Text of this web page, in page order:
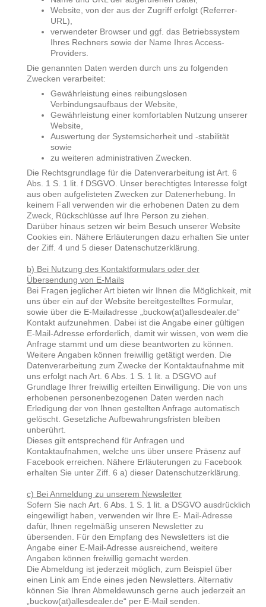
Website, von der aus der Zugriff erfolgt (Referrer-
URL),
verwendeter Browser und ggf. das Betriebssystem
Ihres Rechners sowie der Name Ihres Access-
Providers.
Die genannten Daten werden durch uns zu folgenden
Zwecken verarbeitet:
Gewährleistung eines reibungslosen
Verbindungsaufbaus der Website,
Gewährleistung einer komfortablen Nutzung unserer
Website,
Auswertung der Systemsicherheit und -stabilität
sowie
zu weiteren administrativen Zwecken.
Die Rechtsgrundlage für die Datenverarbeitung ist Art. 6
Abs. 1 S. 1 lit. f DSGVO. Unser berechtigtes Interesse folgt
aus oben aufgelisteten Zwecken zur Datenerhebung. In
keinem Fall verwenden wir die erhobenen Daten zu dem
Zweck, Rückschlüsse auf Ihre Person zu ziehen.
Darüber hinaus setzen wir beim Besuch unserer Website
Cookies ein. Nähere Erläuterungen dazu erhalten Sie unter
der Ziff. 4 und 5 dieser Datenschutzerklärung.
b) Bei Nutzung des Kontaktformulars oder der
Übersendung von E-Mails
Bei Fragen jeglicher Art bieten wir Ihnen die Möglichkeit, mit
uns über ein auf der Website bereitgestelltes Formular,
sowie über die E-Mailadresse „buckow(at)allesdealer.de“
Kontakt aufzunehmen. Dabei ist die Angabe einer gültigen
E-Mail-Adresse erforderlich, damit wir wissen, von wem die
Anfrage stammt und um diese beantworten zu können.
Weitere Angaben können freiwillig getätigt werden. Die
Datenverarbeitung zum Zwecke der Kontaktaufnahme mit
uns erfolgt nach Art. 6 Abs. 1 S. 1 lit. a DSGVO auf
Grundlage Ihrer freiwillig erteilten Einwilligung. Die von uns
erhobenen personenbezogenen Daten werden nach
Erledigung der von Ihnen gestellten Anfrage automatisch
gelöscht. Gesetzliche Aufbewahrungsfristen bleiben
unberührt.
Dieses gilt entsprechend für Anfragen und
Kontaktaufnahmen, welche uns über unsere Präsenz auf
Facebook erreichen. Nähere Erläuterungen zu Facebook
erhalten Sie unter Ziff. 6 a) dieser Datenschutzerklärung.
c) Bei Anmeldung zu unserem Newsletter
Sofern Sie nach Art. 6 Abs. 1 S. 1 lit. a DSGVO ausdrücklich
eingewilligt haben, verwenden wir Ihre E- Mail-Adresse
dafür, Ihnen regelmäßig unseren Newsletter zu
übersenden. Für den Empfang des Newsletters ist die
Angabe einer E-Mail-Adresse ausreichend, weitere
Angaben können freiwillig gemacht werden.
Die Abmeldung ist jederzeit möglich, zum Beispiel über
einen Link am Ende eines jeden Newsletters. Alternativ
können Sie Ihren Abmeldewunsch gerne auch jederzeit an
„buckow(at)allesdealer.de“ per E-Mail senden.